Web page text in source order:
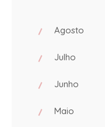
Agosto
Julho
Junho
Maio